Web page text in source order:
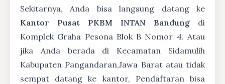
Sekitarnya, Anda bisa langsung datang ke
Kantor Pusat PKBM INTAN Bandung di
Komplek Graha Pesona Blok B Nomor 4. Atau
jika Anda berada di Kecamatan Sidamulih
Kabupaten Pangandaran,Jawa Barat atau tidak
sempat datang ke kantor, Pendaftaran bisa